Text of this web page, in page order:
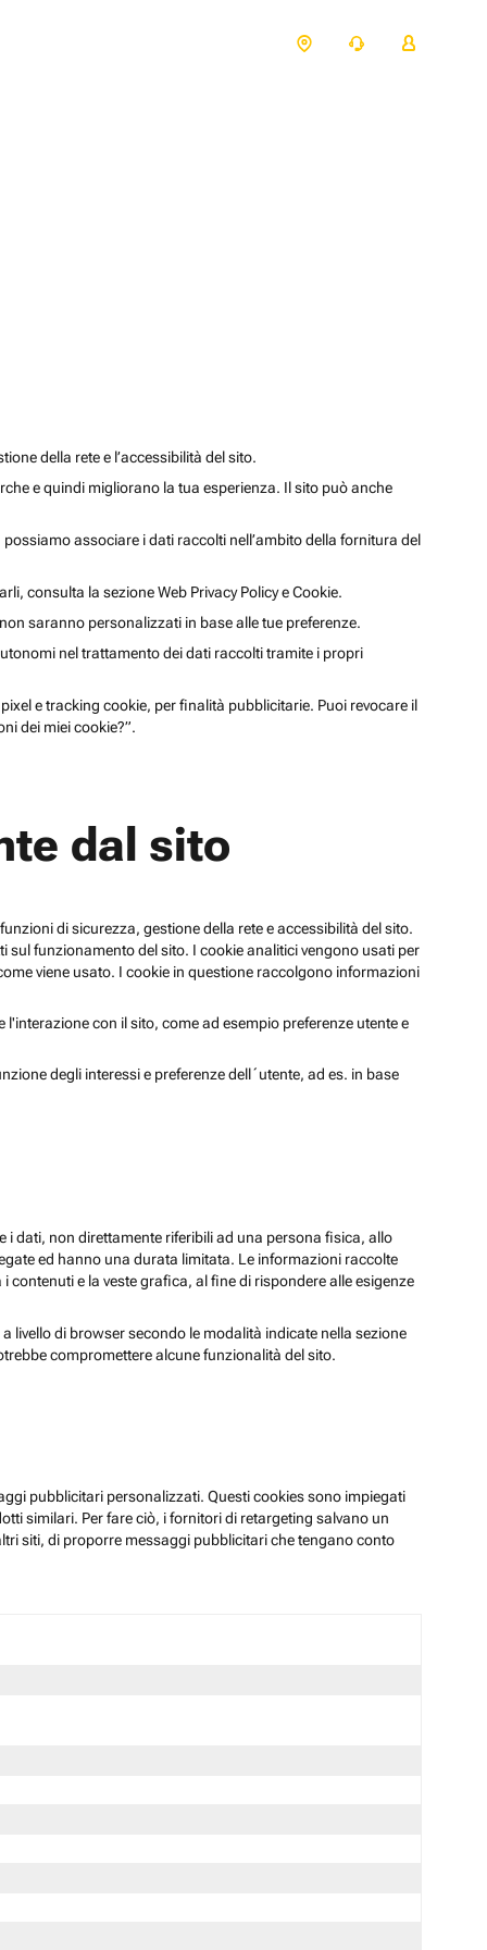
della rete e l’accessibilità del sito.
e quindi migliorano la tua esperienza. Il sito può anche
associare i dati raccolti nell’ambito della fornitura del
consulta la sezione Web Privacy Policy e Cookie.
saranno personalizzati in base alle tue preferenze.
nel trattamento dei dati raccolti tramite i propri
e tracking cookie, per finalità pubblicitarie. Puoi revocare il
dei miei cookie?”.
dal sito
di sicurezza, gestione della rete e accessibilità del sito.
funzionamento del sito. I cookie analitici vengono usati per
viene usato. I cookie in questione raccolgono informazioni
con il sito, come ad esempio preferenze utente e
degli interessi e preferenze dell´utente, ad es. in base
i dati, non direttamente riferibili ad una persona fisica, allo
ed hanno una durata limitata. Le informazioni raccolte
e la veste grafica, al fine di rispondere alle esigenze
livello di browser secondo le modalità indicate nella sezione
compromettere alcune funzionalità del sito.
pubblicitari personalizzati. Questi cookies sono impiegati
similari. Per fare ciò, i fornitori di retargeting salvano un
siti, di proporre messaggi pubblicitari che tengano conto